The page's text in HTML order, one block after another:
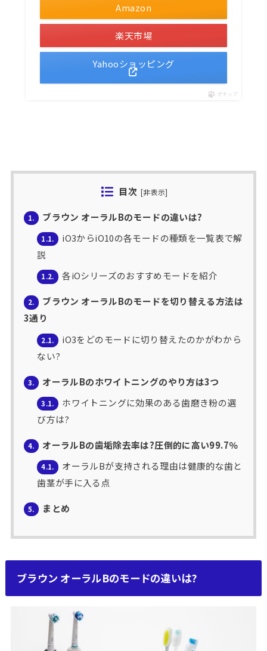
Amazon
楽天市場
Yahooショッピング
ポチップ
目次 [非表示]
1. ブラウン オーラルBのモードの違いは?
1.1.
iO3からiO10の各モードの種類を一覧表で解
説
1.2. 各iOシリーズのおすすめモードを紹介
2.
ブラウン オーラルBのモードを切り替える方法は
3通り
2.1.
iO3をどのモードに切り替えたのかがわから
ない?
3. オーラルBのホワイトニングのやり方は3つ
3.1.
ホワイトニングに効果のある歯磨き粉の選
び方は?
4. オーラルBの歯垢除去率は?圧倒的に高い99.7％
4.1.
オーラルBが支持される理由は健康的な歯と
歯茎が手に入る点
5. まとめ
ブラウン オーラルBのモードの違いは?